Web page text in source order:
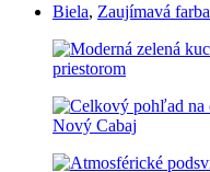
Biela, Zaujímavá farba